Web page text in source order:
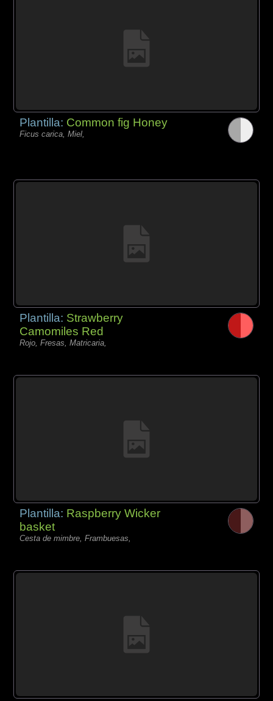
Plantilla: Common fig Honey
Ficus carica, Miel,
Plantilla: Strawberry
Camomiles Red
Rojo, Fresas, Matricaria,
Plantilla: Raspberry Wicker
basket
Cesta de mimbre, Frambuesas,